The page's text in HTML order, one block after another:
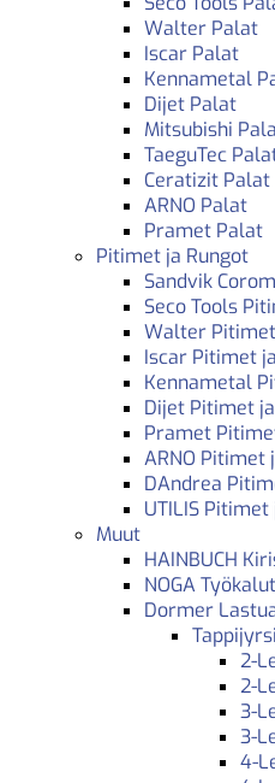
Walter Palat
Iscar Palat
Kennametal
Dijet Palat
Mitsubishi
TaeguTec
Ceratizit Palat
ARNO Palat
Pramet Palat
Pitimet ja Rungot
Sandvik
Seco Tools
Walter
Iscar Pitimet
Kennametal
Dijet Pitimet
Pramet
ARNO Pitimet
DAndrea
UTILIS
Muut
HAINBUCH
NOGA Työkalut
Dormer
2-
2-
3-
3-
4-